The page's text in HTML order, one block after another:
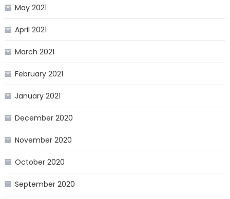
May 2021
April 2021
March 2021
February 2021
January 2021
December 2020
November 2020
October 2020
September 2020